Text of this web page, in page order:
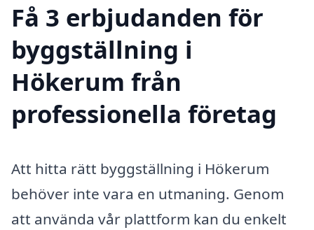
Få 3 erbjudanden för
byggställning i
Hökerum från
professionella företag
Att hitta rätt byggställning i Hökerum
behöver inte vara en utmaning. Genom
att använda vår plattform kan du enkelt